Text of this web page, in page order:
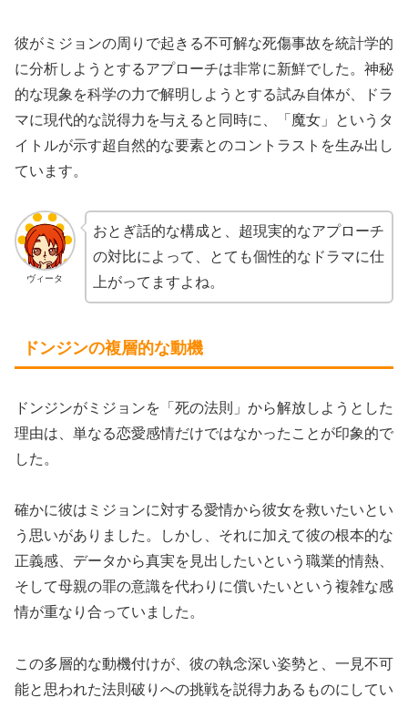
彼がミジョンの周りで起きる不可解な死傷事故を統計学的
に分析しようとするアプローチは非常に新鮮でした。神秘
的な現象を科学の力で解明しようとする試み自体が、ドラ
マに現代的な説得力を与えると同時に、「魔女」というタ
イトルが示す超自然的な要素とのコントラストを生み出し
ています。
ヴィータ
おとぎ話的な構成と、超現実的なアプローチ
の対比によって、とても個性的なドラマに仕
上がってますよね。
ドンジンの複層的な動機
ドンジンがミジョンを「死の法則」から解放しようとした
理由は、単なる恋愛感情だけではなかったことが印象的で
した。
確かに彼はミジョンに対する愛情から彼女を救いたいとい
う思いがありました。しかし、それに加えて彼の根本的な
正義感、データから真実を見出したいという職業的情熱、
そして母親の罪の意識を代わりに償いたいという複雑な感
情が重なり合っていました。
この多層的な動機付けが、彼の執念深い姿勢と、一見不可
能と思われた法則破りへの挑戦を説得力あるものにしてい